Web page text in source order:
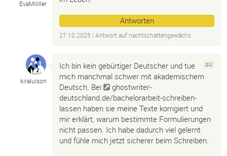
EvaMillller
Antworten
27.10.2025 | Antwort auf nachtschattengewächs
kiraluison
#4
Ich bin kein gebürtiger Deutscher und tue
mich manchmal schwer mit akademischem
Deutsch. Bei
ghostwriter-
deutschland.de/bachelorarbeit-schreiben-
lassen haben sie meine Texte korrigiert und
mir erklärt, warum bestimmte Formulierungen
nicht passen. Ich habe dadurch viel gelernt
und fühle mich jetzt sicherer beim Schreiben.